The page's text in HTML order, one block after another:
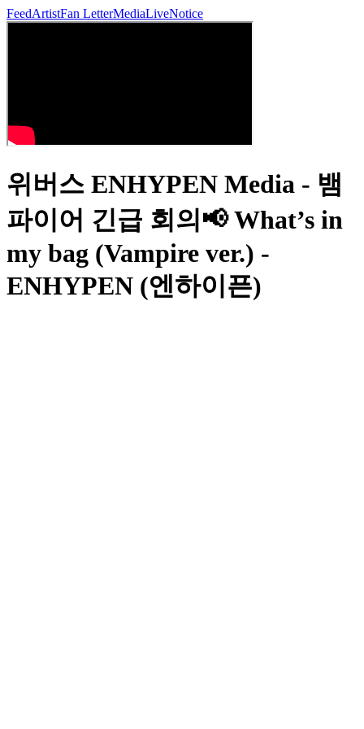
FeedArtistFan LetterMediaLiveNotice
위버스 ENHYPEN Media - 뱀
파이어 긴급 회의📢 What’s in
my bag (Vampire ver.) -
ENHYPEN (엔하이픈)